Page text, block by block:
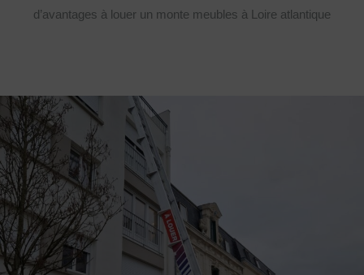
d’avantages à louer un monte meubles à Loire atlantique